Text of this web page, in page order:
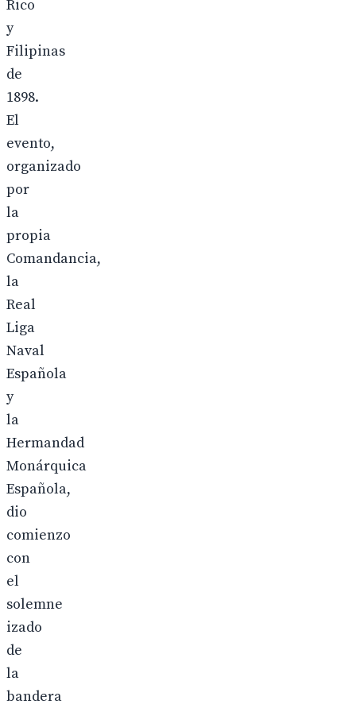
Rico
y
Filipinas
de
1898.
El
evento,
organizado
por
la
propia
Comandancia,
la
Real
Liga
Naval
Española
y
la
Hermandad
Monárquica
Española,
dio
comienzo
con
el
solemne
izado
de
la
bandera